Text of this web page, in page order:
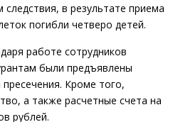
в результате приема
погибли четверо детей.
работе сотрудников
были предъявлены
Кроме того,
а также расчетные счета на
рублей.